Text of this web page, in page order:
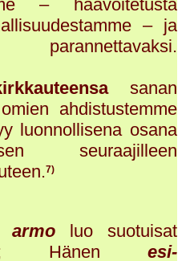
– haavoitetusta
– ja
sanan
ahdistustemme
luonnollisena osana
seuraajilleen
7)
armoluo suotuisat
Hänen esi-